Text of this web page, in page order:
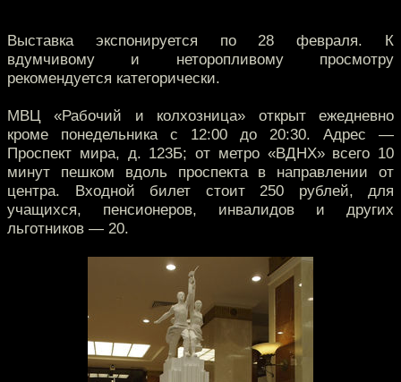
Выставка экспонируется по 28 февраля. К
вдумчивому и неторопливому просмотру
рекомендуется категорически.
МВЦ «Рабочий и колхозница» открыт ежедневно
кроме понедельника с 12:00 до 20:30. Адрес —
Проспект мира, д. 123Б; от метро «ВДНХ» всего 10
минут пешком вдоль проспекта в направлении от
центра. Входной билет стоит 250 рублей, для
учащихся, пенсионеров, инвалидов и других
льготников — 20.